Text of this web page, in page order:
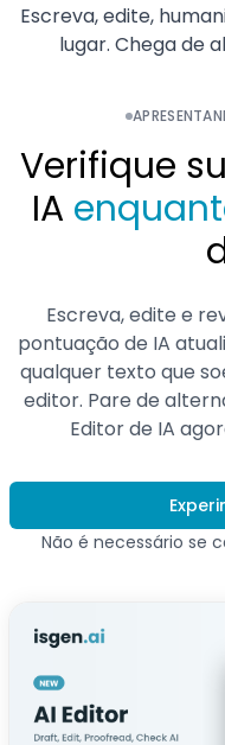
Escreva, edite,
lugar. Chega de
Verifique
IA
Escreva, edite e
pontuação de IA
qualquer texto que
editor. Pare de
Editor de IA
Não é necessário se